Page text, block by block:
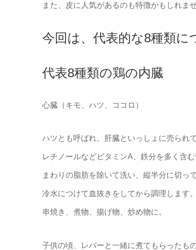
また、皮に人気があるのも特徴かもしれませ
今回は、代表的な8種類に
代表8種類の鶏の内臓
心臓（キモ、ハツ、ココロ）
ハツとも呼ばれ、肝臓といっしょに売られ
レチノールなどビタミンA、鉄分を多く含む
まわりの脂肪を除いて洗い、縦半分に切っ
冷水につけて血抜きをしてから調理します。
串焼き、煮物、揚げ物、炒め物に。
子供の頃、レバーと一緒に煮てもらったも